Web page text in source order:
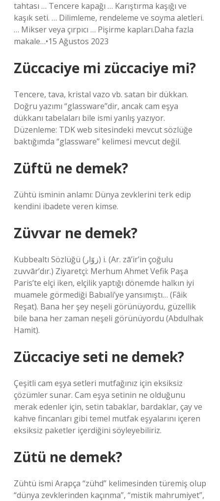
tahtası … Tencere kapağı … Karıştırma kaşığı ve
kaşık seti. … Dilimleme, rendeleme ve soyma aletleri.
… Mikser veya çırpıcı … Pişirme kapları.Daha fazla
makale…•15 Ağustos 2023
Züccaciye mi züccaciye mi?
Tencere, tava, kristal vazo vb. satan bir dükkan.
Doğru yazımı “glassware”dir, ancak cam eşya
dükkanı tabelaları bile ismi yanlış yazıyor.
Düzenleme: TDK web sitesindeki mevcut sözlüğe
baktığımda “glassware” kelimesi mevcut değil.
Züftü ne demek?
Zühtü isminin anlamı: Dünya zevklerini terk edip
kendini ibadete veren kimse.
Züvvar ne demek?
Kubbealtı Sözlüğü (ﺯﻭّﺍﺭ) i. (Ar. zā’ir’in çoğulu
zuvvār’dır.) Ziyaretçi: Merhum Ahmet Vefik Paşa
Paris’te elçi iken, elçilik yaptığı dönemde halkın iyi
muamele görmediği Babıali’ye yansımıştı… (Fâik
Reşat). Bana her şey neşeli görünüyordu, güzellik
bile bana her zaman neşeli görünüyordu (Abdulhak
Hamit).
Züccaciye seti ne demek?
Çeşitli cam eşya setleri mutfağınız için eksiksiz
çözümler sunar. Cam eşya setinin ne olduğunu
merak edenler için, setin tabaklar, bardaklar, çay ve
kahve fincanları gibi temel mutfak eşyalarını içeren
eksiksiz paketler içerdiğini söyleyebiliriz.
Zütü ne demek?
Zühtü ismi Arapça “zühd” kelimesinden türemiş olup
“dünya zevklerinden kaçınma”, “mistik mahrumiyet”,